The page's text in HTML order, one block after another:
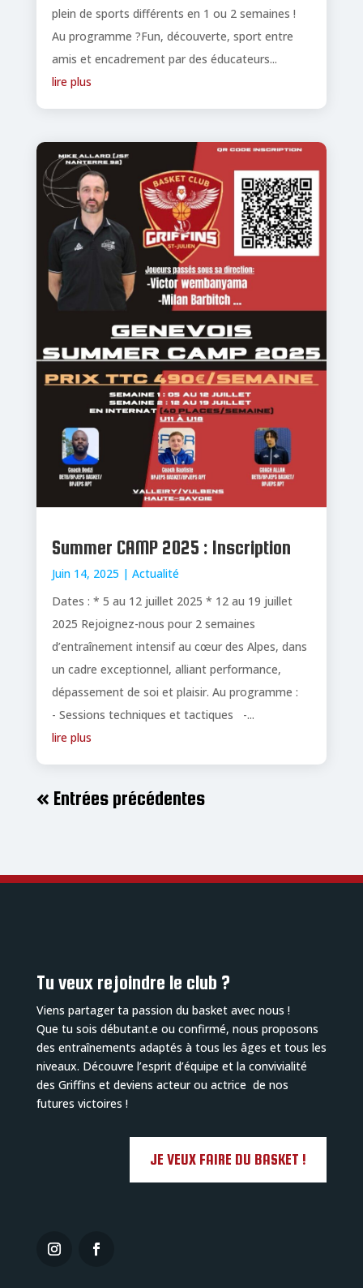
plein de sports différents en 1 ou 2 semaines !
Au programme ?Fun, découverte, sport entre
amis et encadrement par des éducateurs...
lire plus
Summer CAMP 2025 : Inscription
Juin 14, 2025 | Actualité
Dates : * 5 au 12 juillet 2025 * 12 au 19 juillet
2025 Rejoignez-nous pour 2 semaines
d’entraînement intensif au cœur des Alpes, dans
un cadre exceptionnel, alliant performance,
dépassement de soi et plaisir. Au programme :
- Sessions techniques et tactiques -...
lire plus
« Entrées précédentes
Tu veux rejoindre le club ?
Viens partager ta passion du basket avec nous !
Que tu sois débutant.e ou confirmé, nous proposons
des entraînements adaptés à tous les âges et tous les
niveaux. Découvre l’esprit d’équipe et la convivialité
des Griffins et deviens acteur ou actrice de nos
futures victoires !
JE VEUX FAIRE DU BASKET !